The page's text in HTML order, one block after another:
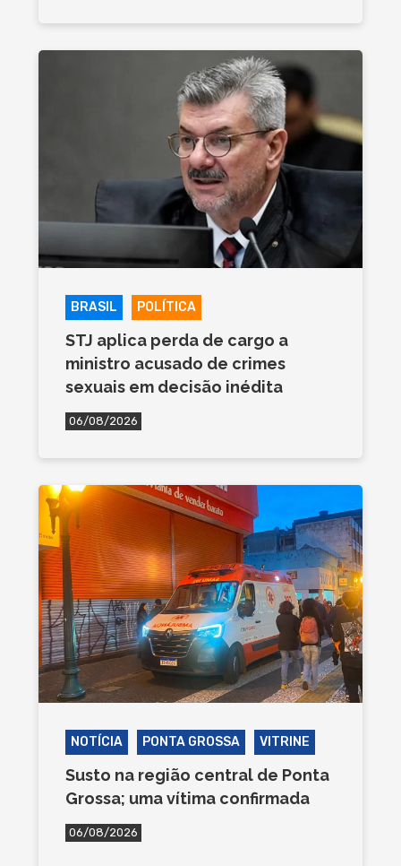
BRASIL POLÍTICA
STJ aplica perda de cargo a
ministro acusado de crimes
sexuais em decisão inédita
06/08/2026
NOTÍCIA PONTA GROSSA VITRINE
Susto na região central de Ponta
Grossa; uma vítima confirmada
06/08/2026